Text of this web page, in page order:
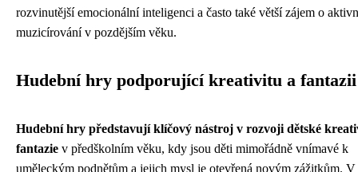
rozvinutější emocionální inteligenci a často také větší zájem o
muzicírování v pozdějším věku.
Hudební hry podporující kreativitu a fantazii
Hudební hry představují klíčový nástroj v rozvoji dětské
fantazie v předškolním věku, kdy jsou děti mimořádně vnímavé k
uměleckým podnětům a jejich mysl je otevřená novým zážitkům.